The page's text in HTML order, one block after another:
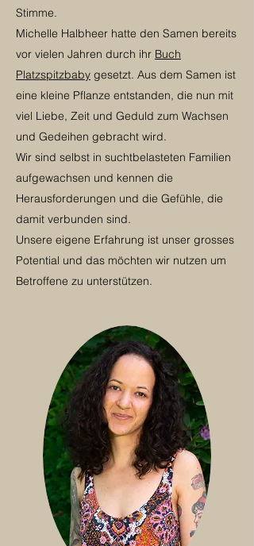
Stimme.
Michelle Halbheer hatte den Samen bereits
vor vielen Jahren durch ihr Buch
Platzspitzbaby gesetzt. Aus dem Samen ist
eine kleine Pflanze entstanden, die nun mit
viel Liebe, Zeit und Geduld zum Wachsen
und Gedeihen gebracht wird.
Wir sind selbst in suchtbelasteten Familien
aufgewachsen und kennen die
Herausforderungen und die Gefühle, die
damit verbunden sind.
Unsere eigene Erfahrung ist unser grosses
Potential und das möchten wir nutzen um
Betroffene zu unterstützen.